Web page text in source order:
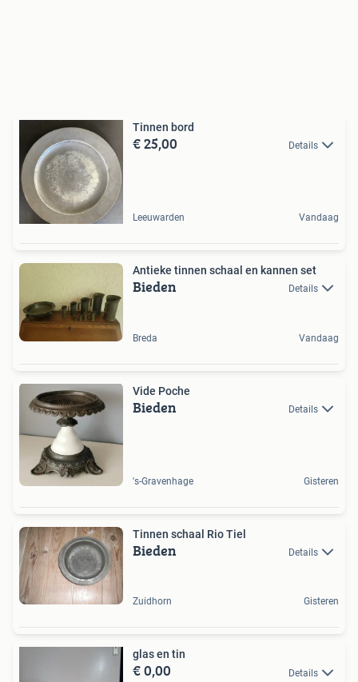
Tinnen bord
€ 25,00 Details
Leeuwarden Vandaag
Antieke tinnen schaal en kannen set
Bieden Details
Breda Vandaag
Vide Poche
Bieden Details
's-Gravenhage Gisteren
Tinnen schaal Rio Tiel
Bieden Details
Zuidhorn Gisteren
glas en tin
€ 0,00 Details